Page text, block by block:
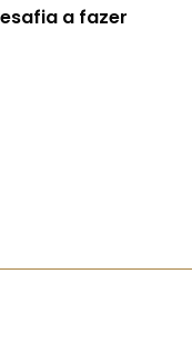
a fazer